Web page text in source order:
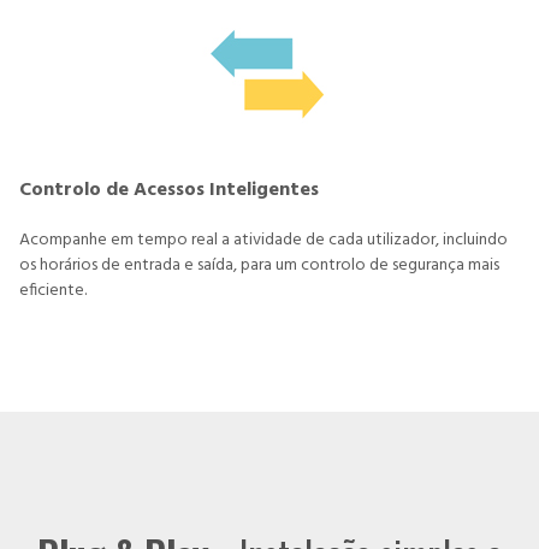
Controlo de Acessos Inteligentes
Acompanhe em tempo real a atividade de cada utilizador, incluindo
os horários de entrada e saída, para um controlo de segurança mais
eficiente.